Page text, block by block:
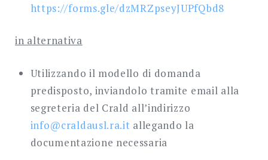
https://forms.gle/dzMRZpseyJUPfQbd8
in alternativa
Utilizzando il modello di domanda
predisposto, inviandolo tramite email alla
segreteria del Crald all’indirizzo
info@craldausl.ra.it allegando la
documentazione necessaria